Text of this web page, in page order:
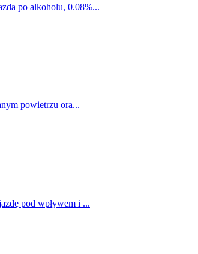
po alkoholu, 0.08%...
powietrzu ora...
pod wpływem i ...